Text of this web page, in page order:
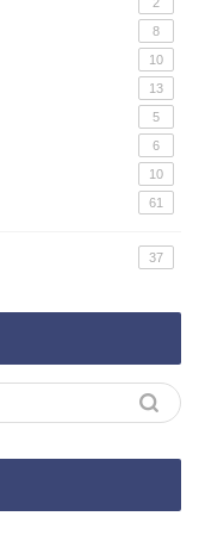
8
10
13
5
6
10
61
37